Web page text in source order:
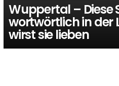
Wuppertal –
wortwörtlich in der
wirst sie lieben